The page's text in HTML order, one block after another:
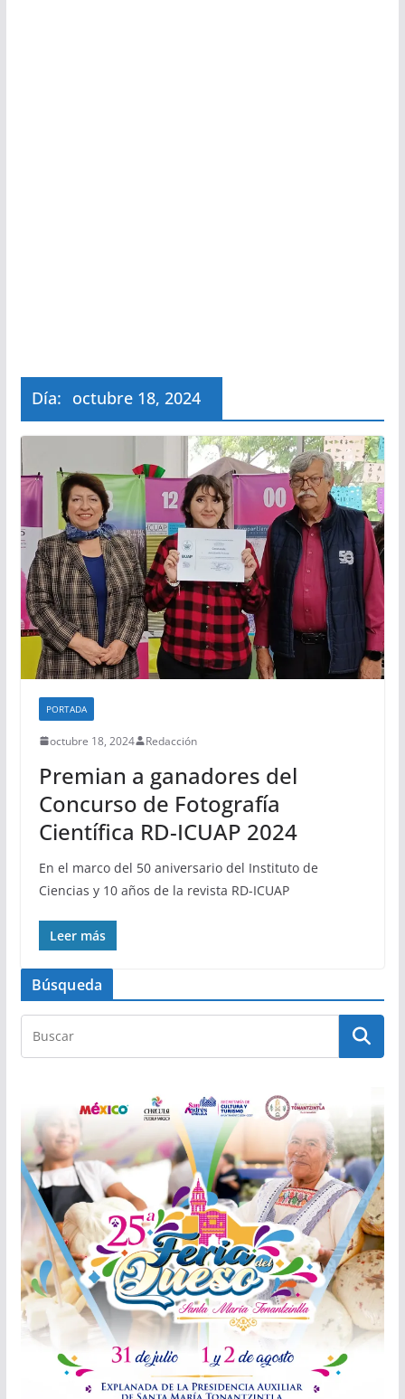
Día: octubre 18, 2024
PORTADA
octubre 18, 2024 Redacción
Premian a ganadores del
Concurso de Fotografía
Científica RD-ICUAP 2024
En el marco del 50 aniversario del Instituto de
Ciencias y 10 años de la revista RD-ICUAP
Leer más
Búsqueda